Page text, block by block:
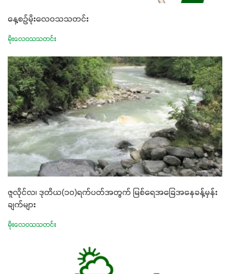
နေ့စဉ်မိုးလေဝသသတင်း
မိုးလေဝသသတင်း
ဇူလိုင်လ၊ ဒုတိယ(၁၀)ရက်ပတ်အတွက် မြစ်ရေအခြေအနေခန့်မှန်း
ချက်များ
မိုးလေဝသသတင်း